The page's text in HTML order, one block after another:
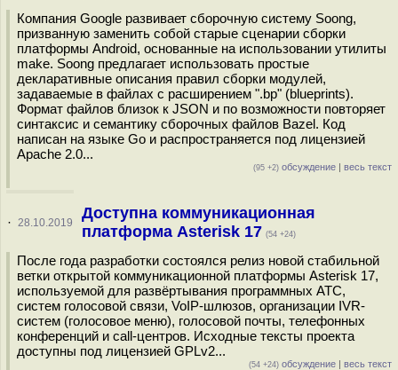
Компания Google развивает сборочную систему Soong,
призванную заменить собой старые сценарии сборки
платформы Android, основанные на использовании утилиты
make. Soong предлагает использовать простые
декларативные описания правил сборки модулей,
задаваемые в файлах с расширением ".bp" (blueprints).
Формат файлов близок к JSON и по возможности повторяет
синтаксис и семантику сборочных файлов Bazel. Код
написан на языке Go и распространяется под лицензией
Apache 2.0...
(95 +2) обсуждение | весь текст
· 28.10.2019
Доступна коммуникационная
платформа Asterisk 17 (54 +24)
После года разработки состоялся релиз новой стабильной
ветки открытой коммуникационной платформы Asterisk 17,
используемой для развёртывания программных АТС,
систем голосовой связи, VoIP-шлюзов, организации IVR-
систем (голосовое меню), голосовой почты, телефонных
конференций и call-центров. Исходные тексты проекта
доступны под лицензией GPLv2...
(54 +24) обсуждение | весь текст